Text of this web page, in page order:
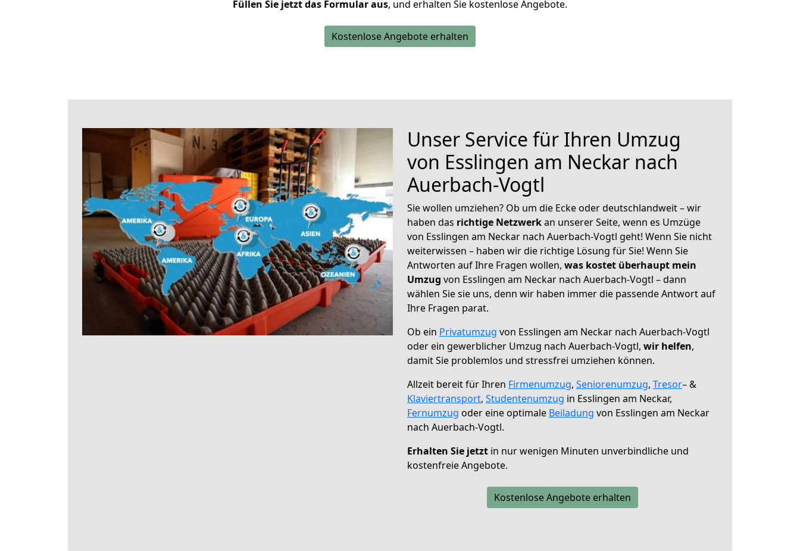
Füllen Sie jetzt das Formular aus, und erhalten Sie kostenlose Angebote.
Kostenlose Angebote erhalten
Unser Service für Ihren Umzug
von Esslingen am Neckar nach
Auerbach-Vogtl
Sie wollen umziehen? Ob um die Ecke oder deutschlandweit – wir
haben das richtige Netzwerkan unserer Seite, wenn es Umzüge
von Esslingen am Neckar nach Auerbach-Vogtl geht! Wenn Sie nicht
weiterwissen – haben wir die richtige Lösung für Sie! Wenn Sie
Antworten auf Ihre Fragen wollen, was kostet überhaupt mein
Umzug von Esslingen am Neckar nach Auerbach-Vogtl – dann
wählen Sie sie uns, denn wir haben immer die passende Antwort auf
Ihre Fragen parat.
Ob ein Privatumzug von Esslingen am Neckar nach Auerbach-Vogtl
oder ein gewerblicher Umzug nach Auerbach-Vogtl, wir helfen,
damit Sie problemlos und stressfrei umziehen können.
Allzeit bereit für Ihren Firmenumzug, Seniorenumzug, Tresor– &
Klaviertransport, Studentenumzug in Esslingen am Neckar,
Fernumzug oder eine optimale Beiladung von Esslingen am Neckar
nach Auerbach-Vogtl.
Erhalten Sie jetzt in nur wenigen Minuten unverbindliche und
kostenfreie Angebote.
Kostenlose Angebote erhalten